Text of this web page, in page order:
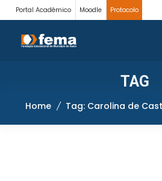
Portal Acadêmico Moodle Protocolo
TAG
Home Tag: Carolina de